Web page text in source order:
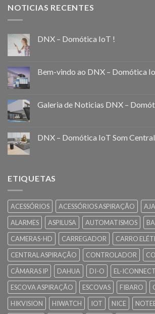
NOTICIAS RECENTES
DNX – Domótica IoT !
Bem-vindo ao DNX – Domótica
Galeria de Noticias DNX –
DNX – Domótica IoT Som Central
ETIQUETAS
ACESSÓRIOS ACESSÓRIOS ASPIRAÇÃO
ALARMES
ASPILUSA AUTOMATISMOS
CAMERAS-HD
CARREGADOR CARRO
CENTRAL ASPIRAÇÃO
CONTROLADOR
CÂMARAS IP
DAHUA DI-O
EL-
ESCOVA ASPIRAÇÃO
ESCOVAS FIBARO
HIKVISION
HIWATCH IOT NICE